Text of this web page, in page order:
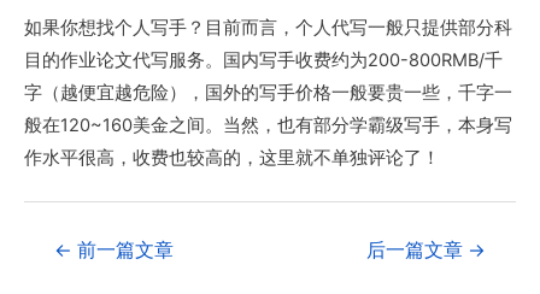
如果你想找个人写手？目前而言，个人代写一般只提供部分科
目的作业论文代写服务。国内写手收费约为200-800RMB/千
字（越便宜越危险），国外的写手价格一般要贵一些，千字一
般在120~160美金之间。当然，也有部分学霸级写手，本身写
作水平很高，收费也较高的，这里就不单独评论了！
← 前一篇文章 后一篇文章 →